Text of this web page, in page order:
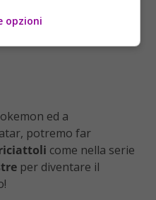
ed a
potremo far
come nella serie
per diventare il
opzioni